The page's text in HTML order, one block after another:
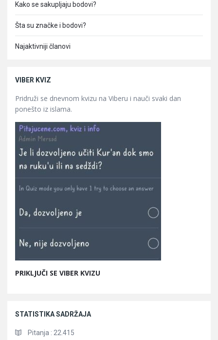
Kako se sakupljaju bodovi?
Šta su značke i bodovi?
Najaktivniji članovi
VIBER KVIZ
Pridruži se dnevnom kvizu na Viberu i nauči svaki dan
ponešto iz islama.
PRIKLJUČI SE VIBER KVIZU
STATISTIKA SADRŽAJA
Pitanja : 22.415